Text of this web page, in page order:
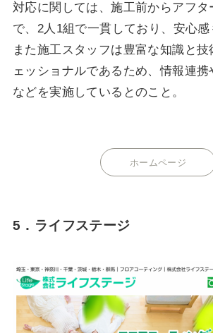
対応に関しては、施工前からアフタ
で、2人1組で一貫しており、安心感
また施工スタッフは豊富な知識と技
ェッショナルであるため、情報連
などを実施しているとのこと。
ホームページ
5．ライフステージ